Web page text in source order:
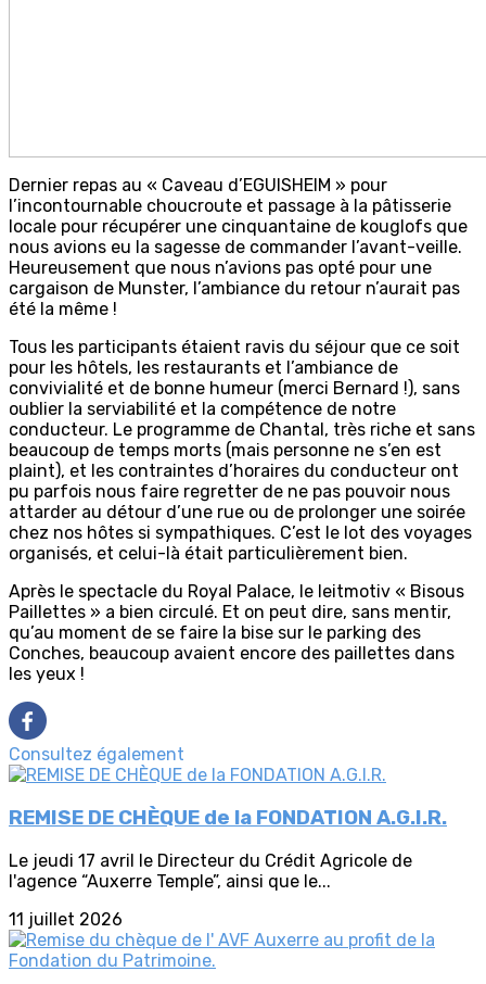
Dernier repas au « Caveau d’EGUISHEIM » pour
l’incontournable choucroute et passage à la pâtisserie
locale pour récupérer une cinquantaine de kouglofs que
nous avions eu la sagesse de commander l’avant-veille.
Heureusement que nous n’avions pas opté pour une
cargaison de Munster, l’ambiance du retour n’aurait pas
été la même !
Tous les participants étaient ravis du séjour que ce soit
pour les hôtels, les restaurants et l’ambiance de
convivialité et de bonne humeur (merci Bernard !), sans
oublier la serviabilité et la compétence de notre
conducteur. Le programme de Chantal, très riche et sans
beaucoup de temps morts (mais personne ne s’en est
plaint), et les contraintes d’horaires du conducteur ont
pu parfois nous faire regretter de ne pas pouvoir nous
attarder au détour d’une rue ou de prolonger une soirée
chez nos hôtes si sympathiques. C’est le lot des voyages
organisés, et celui-là était particulièrement bien.
Après le spectacle du Royal Palace, le leitmotiv « Bisous
Paillettes » a bien circulé. Et on peut dire, sans mentir,
qu’au moment de se faire la bise sur le parking des
Conches, beaucoup avaient encore des paillettes dans
les yeux !
Consultez également
REMISE DE CHÈQUE de la FONDATION A.G.I.R.
Le jeudi 17 avril le Directeur du Crédit Agricole de
l'agence “Auxerre Temple”, ainsi que le...
11 juillet 2026